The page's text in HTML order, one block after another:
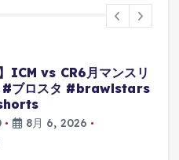
ゲーム】超デカ箱
ティーチは落とせる‼︎他
ーDルフィーやキルア・ナ
てくぞ 【ワンピース】
【クレゲ】 【クレーンゲ